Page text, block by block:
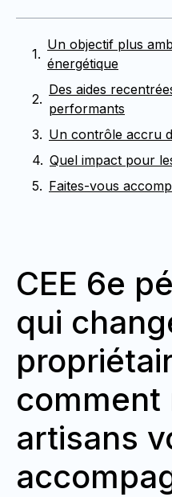
Un objectif plus
énergétique
Des aides
performants
Un contrôle accru
Quel impact pour
Faites-vous
CEE 6e
qui
comment
artisans